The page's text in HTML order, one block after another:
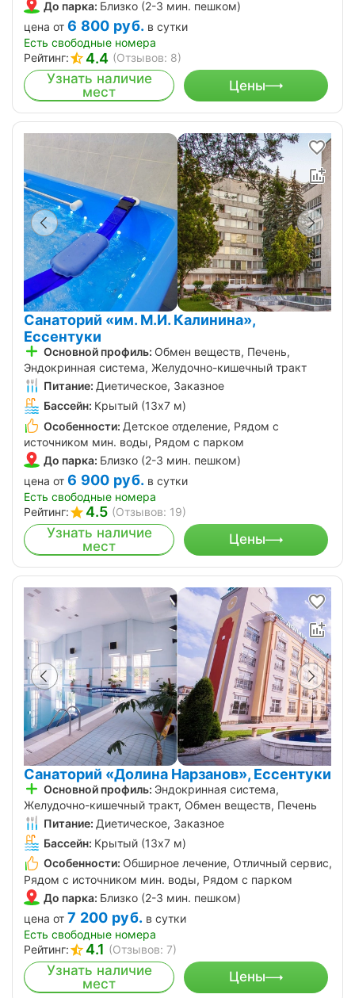
До парка: Близко (2-3 мин. пешком)
цена от 6 800 руб. в сутки
Есть свободные номера
Рейтинг:
4.4 (Отзывов: 8)
Узнать наличие
мест
Цены
Санаторий «им. М.И. Калинина»,
Ессентуки
Основной профиль: Обмен веществ, Печень,
Эндокринная система, Желудочно-кишечный тракт
Питание: Диетическое, Заказное
Бассейн: Крытый (13х7 м)
Особенности: Детское отделение, Рядом с
источником мин. воды, Рядом с парком
До парка: Близко (2-3 мин. пешком)
цена от 6 900 руб. в сутки
Есть свободные номера
Рейтинг:
4.5 (Отзывов: 19)
Узнать наличие
мест
Цены
Санаторий «Долина Нарзанов», Ессентуки
Основной профиль: Эндокринная система,
Желудочно-кишечный тракт, Обмен веществ, Печень
Питание: Диетическое, Заказное
Бассейн: Крытый (13х7 м)
Особенности: Обширное лечение, Отличный сервис,
Рядом с источником мин. воды, Рядом с парком
До парка: Близко (2-3 мин. пешком)
цена от 7 200 руб. в сутки
Есть свободные номера
Рейтинг:
4.1 (Отзывов: 7)
Узнать наличие
мест
Цены